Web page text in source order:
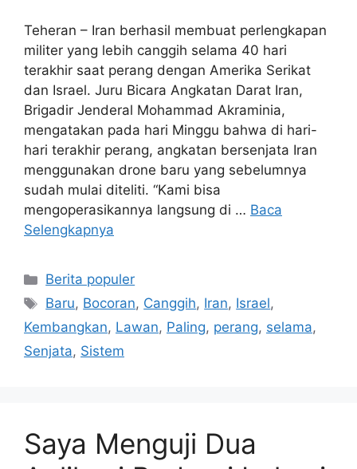
Teheran – Iran berhasil membuat perlengkapan
militer yang lebih canggih selama 40 hari
terakhir saat perang dengan Amerika Serikat
dan Israel. Juru Bicara Angkatan Darat Iran,
Brigadir Jenderal Mohammad Akraminia,
mengatakan pada hari Minggu bahwa di hari-
hari terakhir perang, angkatan bersenjata Iran
menggunakan drone baru yang sebelumnya
sudah mulai diteliti. “Kami bisa
mengoperasikannya langsung di … Baca
Selengkapnya
Kategori
Berita populer
Tag
Baru, Bocoran, Canggih, Iran, Israel,
Kembangkan, Lawan, Paling, perang, selama,
Senjata, Sistem
Saya Menguji Dua